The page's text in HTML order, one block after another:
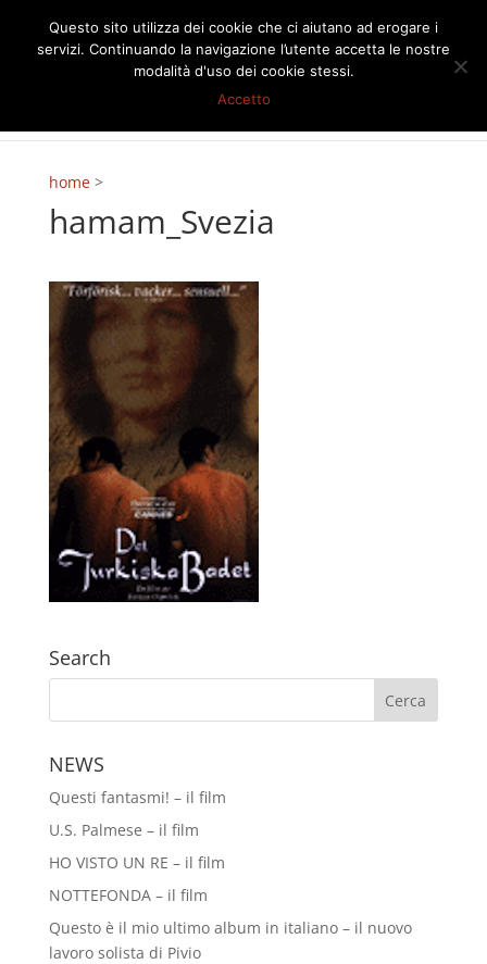
home>
hamam_Svezia
Search
NEWS
Questi fantasmi! – il film
U.S. Palmese – il film
HO VISTO UN RE – il film
NOTTEFONDA – il film
Questo è il mio ultimo album in italiano – il nuovo
lavoro solista di Pivio
Questo sito utilizza dei cookie che ci aiutano ad erogare i
servizi. Continuando la navigazione l’utente accetta le nostre
modalità d'uso dei cookie stessi.
Accetto